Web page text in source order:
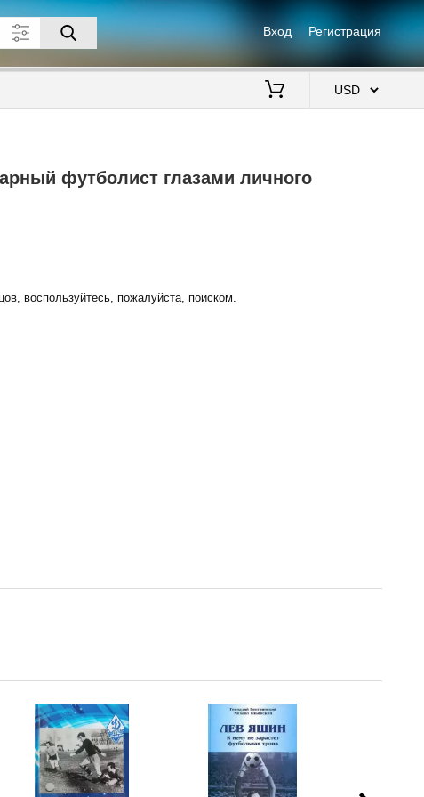
Вход Регистрация
футболист глазами личного
воспользуйтесь, пожалуйста, поиском.